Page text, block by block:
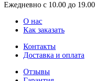
Ежедневно с 10.00 до 19.00
О нас
Как заказать
Контакты
Доставка и оплата
Отзывы